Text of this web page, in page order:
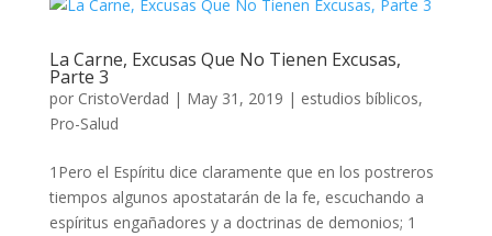
La Carne, Excusas Que No Tienen Excusas,
Parte 3
por CristoVerdad | May 31, 2019 | estudios bíblicos,
Pro-Salud
1Pero el Espíritu dice claramente que en los postreros
tiempos algunos apostatarán de la fe, escuchando a
espíritus engañadores y a doctrinas de demonios; 1